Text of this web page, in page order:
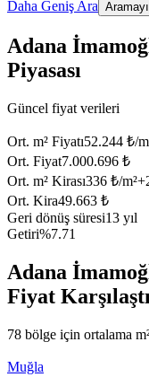
Daha Geniş Ara
Adana
Piyasası
Güncel fiyat verileri
Ort. m² Fiyatı52.244 ₺/
Ort. Fiyat7.000.696 ₺
Ort. m² Kirası336 ₺/m²+
Ort. Kira49.663 ₺
Geri dönüş süresi13 yıl
Getiri%7.71
Adana
Fiyat
78 bölge için ortalama
Muğla